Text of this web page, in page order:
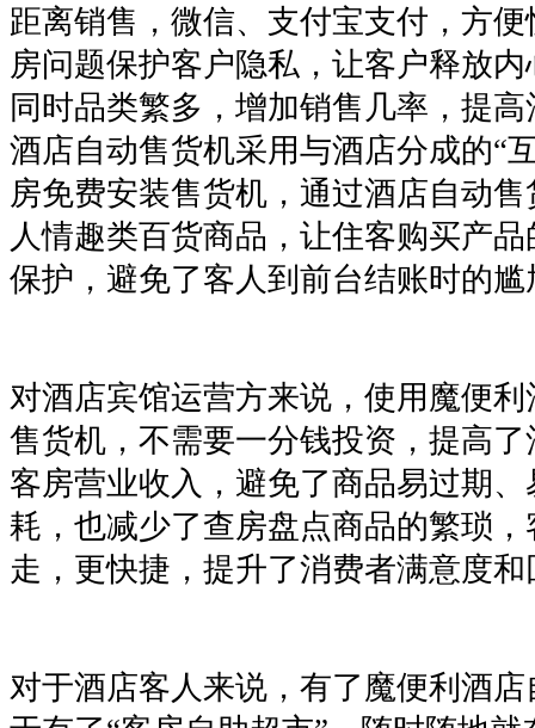
距离销售，微信、支付宝支付，方
房问题保护客户隐私，让客户释放
同时品类繁多，增加销售几率，提
酒店自动售货机采用与酒店分成的“
房免费安装售货机，通过酒店自动
人情趣类百货商品，让住客购买产
保护，避免了客人到前台结账时的尴
对酒店宾馆运营方来说，使用魔便
售货机，不需要一分钱投资，提高
客房营业收入，避免了商品易过期
耗，也减少了查房盘点商品的繁琐
走，更快捷，提升了消费者满意度
对于酒店客人来说，有了魔便利酒